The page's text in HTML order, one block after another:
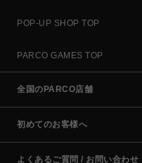
POP-UP SHOP TOP
PARCO GAMES TOP
全国のPARCO店舗
初めてのお客様へ
よくあるご質問 / お問い合わせ